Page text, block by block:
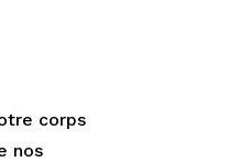
corps
nos